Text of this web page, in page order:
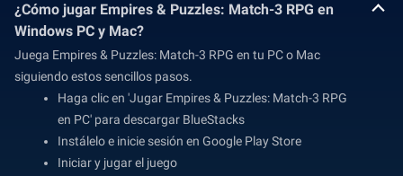
¿Cómo jugar Empires & Puzzles: Match-3 RPG en
Windows PC y Mac?
Juega Empires & Puzzles: Match-3 RPG en tu PC o Mac
siguiendo estos sencillos pasos.
Haga clic en 'Jugar Empires & Puzzles: Match-3 RPG
en PC' para descargar BlueStacks
Instálelo e inicie sesión en Google Play Store
Iniciar y jugar el juego